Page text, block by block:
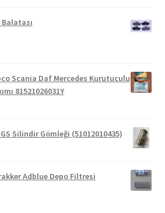
Balatası
Scania Daf Mercedes Kurutuculu
81521026031Y
Silindir Gömleği (51012010435)
Adblue Depo Filtresi